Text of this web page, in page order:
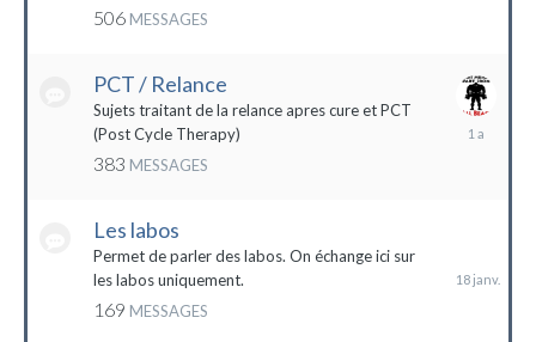
506 MESSAGES
PCT / Relance
Sujets traitant de la relance apres cure et PCT
(Post Cycle Therapy)
383 MESSAGES
13
Les labos
Permet de parler des labos. On échange ici sur
les labos uniquement.
169 MESSAGES